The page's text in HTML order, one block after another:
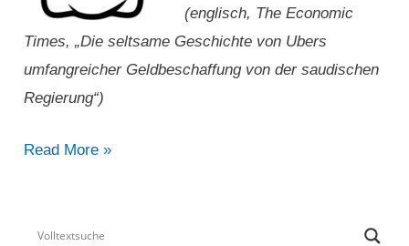
(englisch, The Economic
Times, „Die seltsame Geschichte von Ubers
umfangreicher Geldbeschaffung von der saudischen
Regierung“)
„Die
von
Read More »